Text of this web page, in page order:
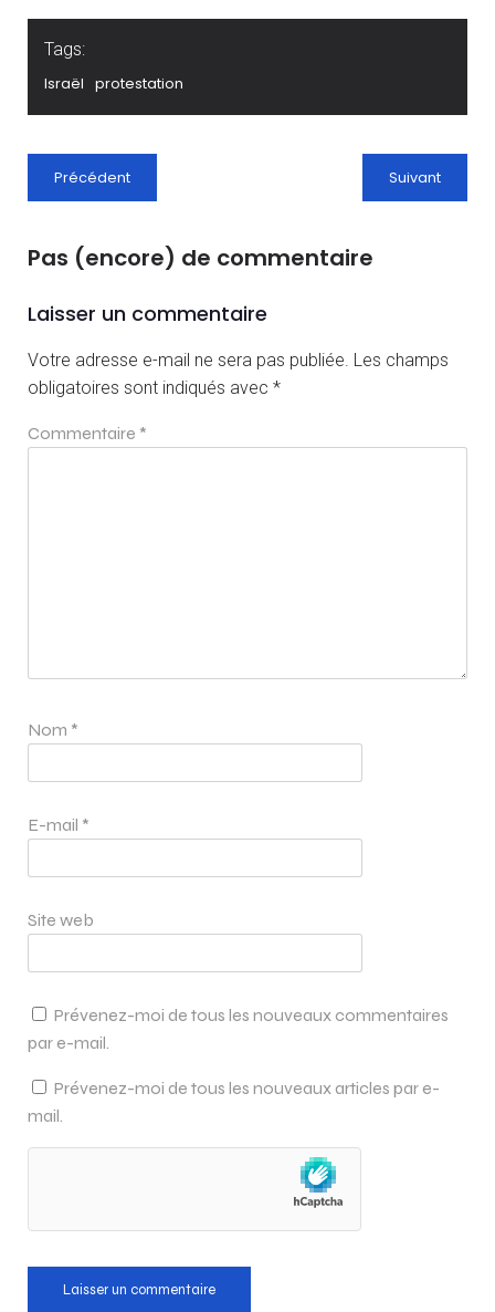
Tags:
Israël protestation
Précédent Suivant
Pas (encore) de commentaire
Laisser un commentaire
Votre adresse e-mail ne sera pas publiée. Les champs
obligatoires sont indiqués avec *
Commentaire *
Nom *
E-mail *
Site web
Prévenez-moi de tous les nouveaux commentaires
par e-mail.
Prévenez-moi de tous les nouveaux articles par e-
mail.